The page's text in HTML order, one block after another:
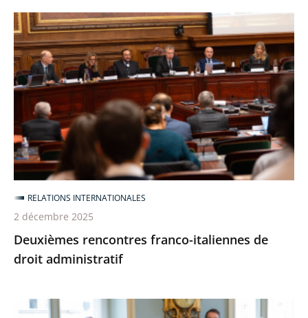
Deuxièmes
rencontres
franco-
italiennes
de
droit
administratif
Deuxièmes rencontres franco-italiennes de
droit administratif
RELATIONS INTERNATIONALES
2 décembre 2025
Séminaire